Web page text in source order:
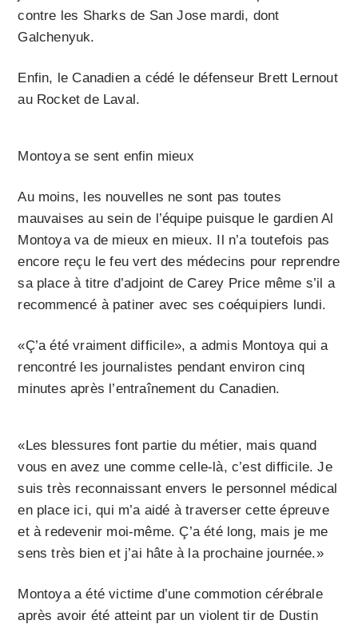
contre les Sharks de San Jose mardi, dont
Galchenyuk.
Enfin, le Canadien a cédé le défenseur Brett Lernout
au Rocket de Laval.
Montoya se sent enfin mieux
Au moins, les nouvelles ne sont pas toutes
mauvaises au sein de l’équipe puisque le gardien Al
Montoya va de mieux en mieux. Il n’a toutefois pas
encore reçu le feu vert des médecins pour reprendre
sa place à titre d’adjoint de Carey Price même s’il a
recommencé à patiner avec ses coéquipiers lundi.
«Ç’a été vraiment difficile», a admis Montoya qui a
rencontré les journalistes pendant environ cinq
minutes après l’entraînement du Canadien.
«Les blessures font partie du métier, mais quand
vous en avez une comme celle-là, c’est difficile. Je
suis très reconnaissant envers le personnel médical
en place ici, qui m’a aidé à traverser cette épreuve
et à redevenir moi-même. Ç’a été long, mais je me
sens très bien et j’ai hâte à la prochaine journée.»
Montoya a été victime d’une commotion cérébrale
après avoir été atteint par un violent tir de Dustin